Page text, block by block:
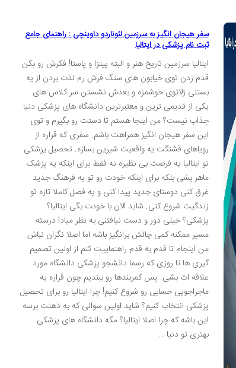
سفر هیجان انگیز به سرزمین لئوناردو داوینچی : راهنمای جامع
ثبت نام پزشکی در ایتالیا
ایتالیا سرزمین تاریخ هنر و البته پیتزا و پاستا! فکرش رو بکن
قدم زدن توی خیابون های سنگ فرش رم لذت بردن از یه
بستنی ژلاتوی خوشمزه و بعدش نشستن سر کلاس های
یکی از قدیمی ترین و معتبرترین دانشگاه های پزشکی دنیا.
جذاب نیست؟ من اینجا هستم تا دستت رو بگیرم و توی
این سفر هیجان انگیز همراهت باشم. سفری که قراره از
رویاهای قشنگت یه واقعیت شیرین بسازه. تحصیل پزشکی
تو ایتالیا یه فرصت بی نظیره نه فقط برای اینکه یه پزشک
ماهر بشی بلکه برای اینکه خودت رو تو یه فرهنگ جدید
غرق کنی دوستای جدید پیدا کنی و یه فصل کاملا تازه تو
زندگیت شروع کنی. شاید الان با خودت بگی ایتالیا؟
پزشکی؟ خیلی دور و دست نیافتنی به نظر میاد! درسته
مسیر ممکنه کمی چالش برانگیز باشه اما اصلا نگران نباش.
من اینجام تا قدم به قدم راهنماییت کنم از اولین تصمیم
گیری ها تا روزی که رسما دانشجو پزشکی دانشگاه مورد
علاقه ات بشی. پس کمربندها رو ببندیم چون قراره یه
ماجراجویی حسابی رو شروع کنیم! چرا ایتالیا رو برای تحصیل
پزشکی انتخاب کنیم؟ شاید اولین سوالی که به ذهنت برسه
این باشه که چرا اصلا ایتالیا؟ مگه دانشگاه های پزشکی
بهتری تو دنیا …